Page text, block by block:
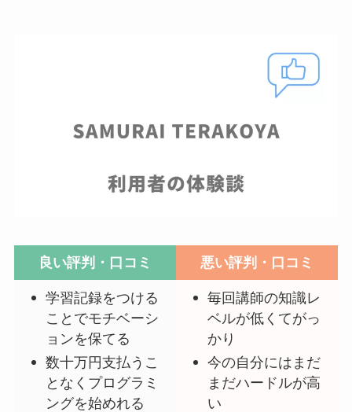
良い評判・口コミ 悪い評判・口コミ
学習記録をつける
ことでモチベーシ
ョンを保てる
数十万円支払うこ
となくプログラミ
ングを始めれる
毎回講師の知識レ
ベルが低くてがっ
かり
今の自分にはまだ
まだハードルが高
い